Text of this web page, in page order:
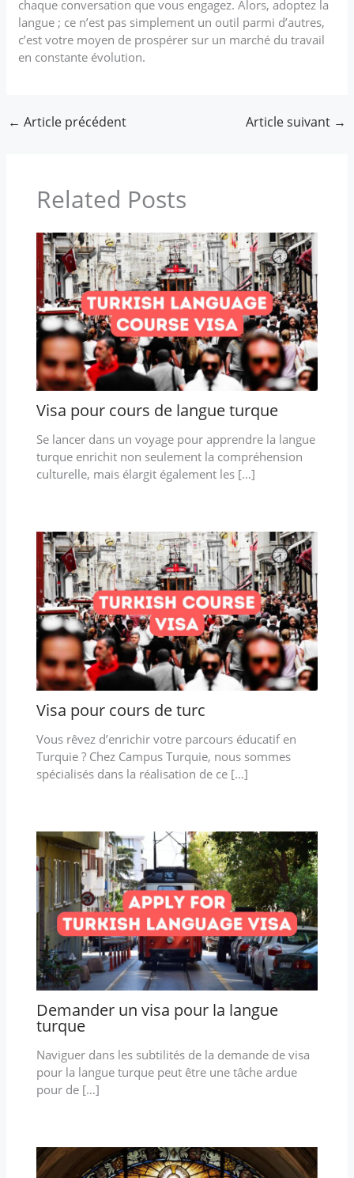
chaque conversation que vous engagez. Alors, adoptez la
langue ; ce n’est pas simplement un outil parmi d’autres,
c’est votre moyen de prospérer sur un marché du travail
en constante évolution.
← Article précédent Article suivant →
Related Posts
Visa pour cours de langue turque
Se lancer dans un voyage pour apprendre la langue
turque enrichit non seulement la compréhension
culturelle, mais élargit également les […]
Visa pour cours de turc
Vous rêvez d’enrichir votre parcours éducatif en
Turquie ? Chez Campus Turquie, nous sommes
spécialisés dans la réalisation de ce […]
Demander un visa pour la langue
turque
Naviguer dans les subtilités de la demande de visa
pour la langue turque peut être une tâche ardue
pour de […]